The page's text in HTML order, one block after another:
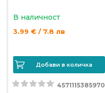
Комплекти
за
Сонари
В наличност
3.99 € / 7.8 лв
Добави в количка
4571115385970